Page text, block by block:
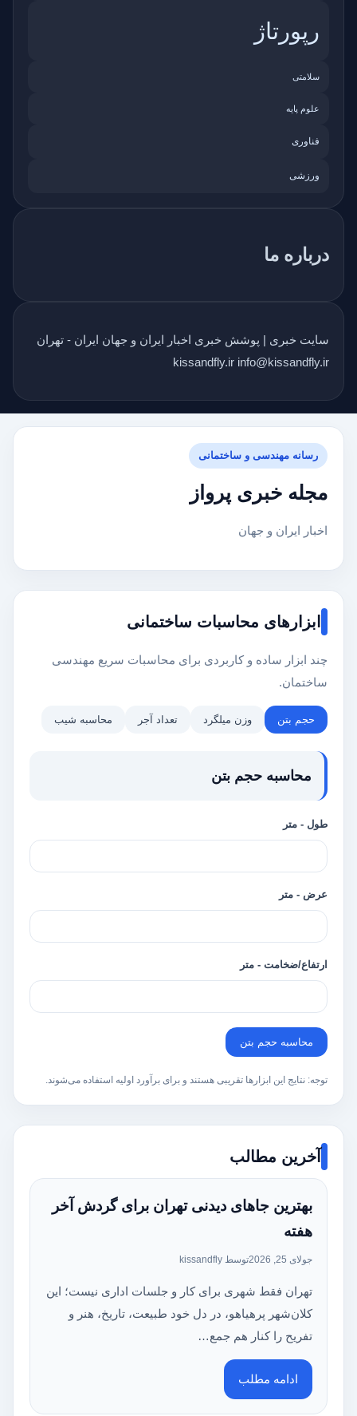
رپورتاژ
سلامتی
علوم پایه
فناوری
ورزشی
درباره ما
سایت خبری | پوشش خبری اخبار ایران و جهان ایران - تهران
kissandfly.ir info@kissandfly.ir
رسانه مهندسی و ساختمانی
مجله خبری پرواز
اخبار ایران و جهان
ابزارهای محاسبات ساختمانی
چند ابزار ساده و کاربردی برای محاسبات سریع مهندسی
ساختمان.
حجم بتن وزن میلگرد تعداد آجر محاسبه شیب
محاسبه حجم بتن
طول - متر
عرض - متر
ارتفاع/ضخامت - متر
محاسبه حجم بتن
توجه: نتایج این ابزارها تقریبی هستند و برای برآورد اولیه استفاده می‌شوند.
آخرین مطالب
بهترین جاهای دیدنی تهران برای گردش آخر
هفته
جولای 25, 2026 توسط kissandfly
تهران فقط شهری برای کار و جلسات اداری نیست؛ این
کلان‌شهر پرهیاهو، در دل خود طبیعت، تاریخ، هنر و
تفریح را کنار هم جمع…
ادامه مطلب